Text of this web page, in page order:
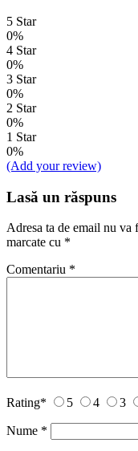
5 Star
0%
4 Star
0%
3 Star
0%
2 Star
0%
1 Star
0%
(Add your review)
Lasă un răspuns
Adresa ta de email nu va
marcate cu *
Comentariu *
Rating* 5 4 3
Nume *